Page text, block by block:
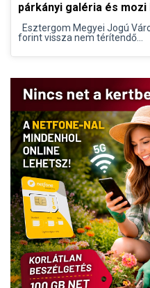
párkányi galéria és
Esztergom Megyei Jogú
forint vissza nem térítendő...